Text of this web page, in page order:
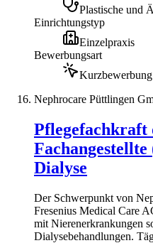
Plastische und
Einrichtungstyp
Einzelpraxis
Bewerbungsart
Kurzbewerbung
Nephrocare Püttlingen
Pflegefachkraft
Dialyse
Der Schwerpunkt von
Fresenius Medical Care
mit Nierenerkrankungen
Dialysebehandlungen.